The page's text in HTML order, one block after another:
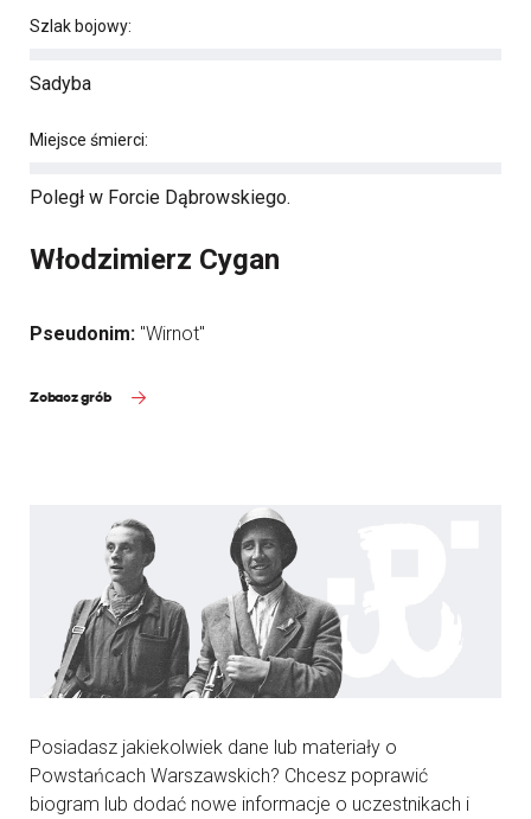
Szlak bojowy:
Sadyba
Miejsce śmierci:
Poległ w Forcie Dąbrowskiego.
Włodzimierz Cygan
Pseudonim: "Wirnot"
Zobacz grób
Posiadasz jakiekolwiek dane lub materiały o
Powstańcach Warszawskich? Chcesz poprawić
biogram lub dodać nowe informacje o uczestnikach i